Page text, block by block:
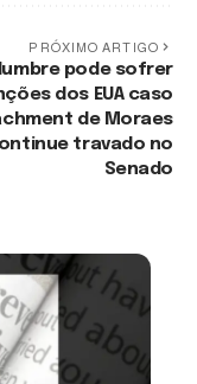
PRÓXIMO ARTIGO
pode sofrer
dos EUA caso
de Moraes
travado no
Senado